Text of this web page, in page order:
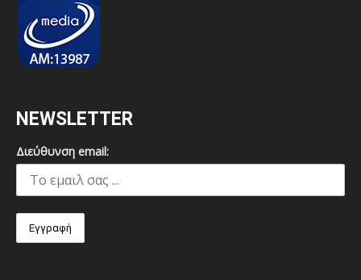
NEWSLETTER
Διεύθυνση email: